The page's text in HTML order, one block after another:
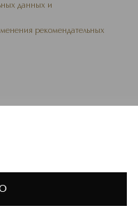
данных и
рекомендательных